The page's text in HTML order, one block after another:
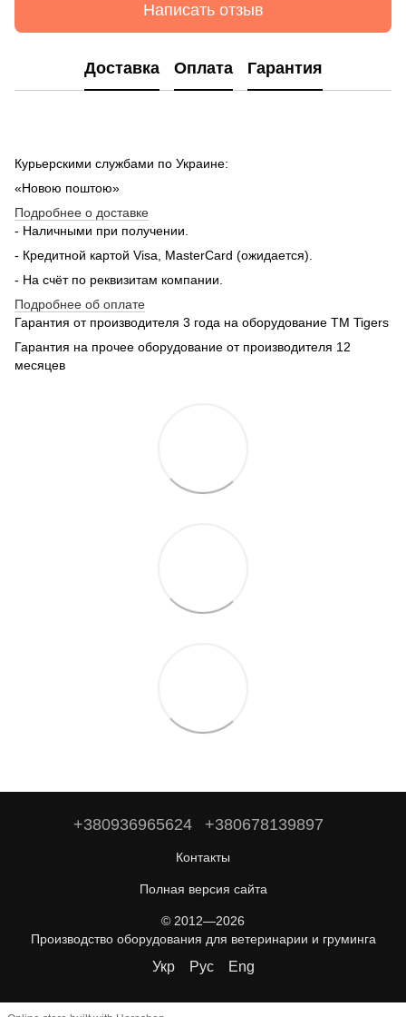
Написать отзыв
Доставка Оплата Гарантия
Курьерскими службами по Украине:
«Новою поштою»
Подробнее о доставке
- Наличными при получении.
- Кредитной картой Visa, MasterCard (ожидается).
- На счёт по реквизитам компании.
Подробнее об оплате
Гарантия от производителя 3 года на оборудование TM Tigers
Гарантия на прочее оборудование от производителя 12
месяцев
+380936965624 +380678139897
Контакты
Полная версия сайта
© 2012—2026
Производство оборудования для ветеринарии и груминга
Укр Рус Eng